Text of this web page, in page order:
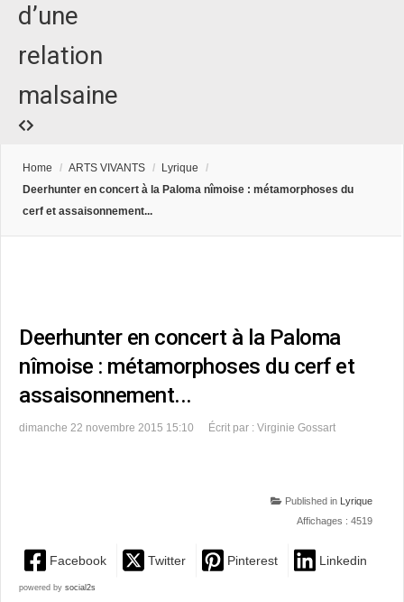
d’une
relation
malsaine
Home / ARTS VIVANTS / Lyrique
/
Deerhunter en concert à la Paloma nîmoise : métamorphoses du
cerf et assaisonnement...
Deerhunter en concert à la Paloma
nîmoise : métamorphoses du cerf et
assaisonnement...
dimanche 22 novembre 2015 15:10 Écrit par : Virginie Gossart
Published in
Lyrique
Affichages : 4519
Facebook Twitter Pinterest Linkedin
powered by social2s